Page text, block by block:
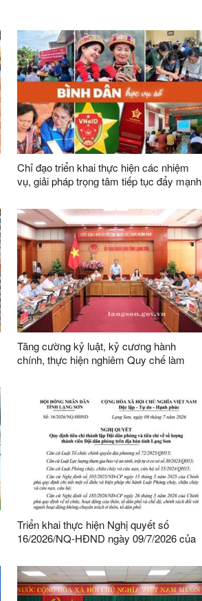
Chỉ đạo triển khai thực hiện các nhiệm
vụ, giải pháp trọng tâm tiếp tục đẩy mạnh
bàn tỉnh
Tăng cường kỷ luật, kỷ cương hành
chính, thực hiện nghiêm Quy chế làm
Triển khai thực hiện Nghị quyết số
16/2026/NQ-HĐND ngày 09/7/2026 của
Đội dân phòng và tiêu chí về số lượng
thành viên Đội dân phòng trên địa bàn
tỉnh